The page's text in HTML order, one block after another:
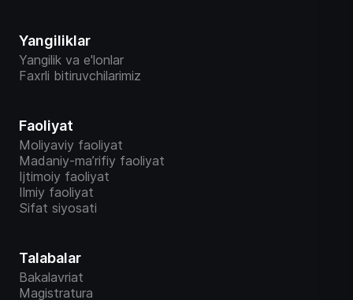
Yangiliklar
Yangilik va e'lonlar
Faxrli bitiruvchilarimiz
Faoliyat
Moliyaviy faoliyat
Madaniy-ma’rifiy faoliyat
Ijtimoiy faoliyat
Ilmiy faoliyat
Sifat siyosati
Talabalar
Bakalavriat
Magistratura